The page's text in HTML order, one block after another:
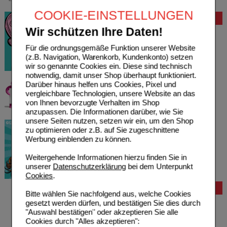
COOKIE-EINSTELLUNGEN
Wir schützen Ihre Daten!
Für die ordnungsgemäße Funktion unserer Website
(z.B. Navigation, Warenkorb, Kundenkonto) setzen
wir so genannte Cookies ein. Diese sind technisch
notwendig, damit unser Shop überhaupt funktioniert.
Darüber hinaus helfen uns Cookies, Pixel und
vergleichbare Technologien, unsere Website an das
von Ihnen bevorzugte Verhalten im Shop
anzupassen. Die Informationen darüber, wie Sie
unsere Seiten nutzen, setzen wir ein, um den Shop
zu optimieren oder z.B. auf Sie zugeschnittene
Werbung einblenden zu können.
Weitergehende Informationen hierzu finden Sie in
unserer Datenschutzerklärungbei dem Unterpunkt
Cookies.
Bitte wählen Sie nachfolgend aus, welche Cookies
gesetzt werden dürfen, und bestätigen Sie dies durch
"Auswahl bestätigen" oder akzeptieren Sie alle
Cookies durch "Alles akzeptieren":
Bewertung
Hilfe zur Anmeldung
Hilfe zum Bestellvorgang
Zahlungsmöglichkeiten